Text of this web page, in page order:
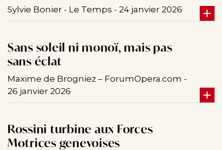
Sylvie Bonier - Le Temps - 24 janvier 2026
Sans soleil ni monoï, mais pas
sans éclat
Maxime de Brogniez – ForumOpera.com -
26 janvier 2026
Rossini turbine aux Forces
Motrices genevoises